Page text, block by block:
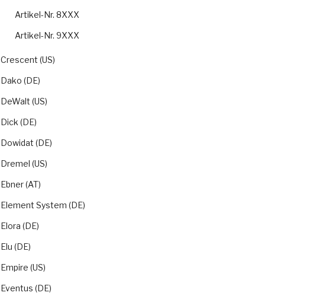
Artikel-Nr. 8XXX
Artikel-Nr. 9XXX
Crescent (US)
Dako (DE)
DeWalt (US)
Dick (DE)
Dowidat (DE)
Dremel (US)
Ebner (AT)
Element System (DE)
Elora (DE)
Elu (DE)
Empire (US)
Eventus (DE)